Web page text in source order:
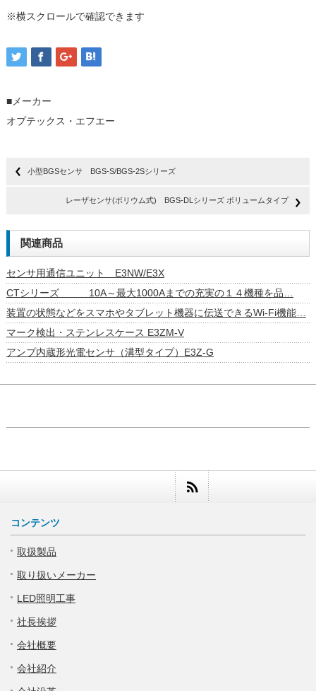
※横スクロールで確認できます
■メーカー
オプテックス・エフエー
小型BGSセンサ BGS-S/BGS-2Sシリーズ
レーザセンサ(ボリウム式) BGS-DLシリーズ ボリュームタイプ
関連商品
センサ用通信ユニット E3NW/E3X
CTシリーズ 10A～最大1000Aまでの充実の１４機種を品…
装置の状態などをスマホやタブレット機器に伝送できるWi-Fi機能…
マーク検出・ステンレスケース E3ZM-V
アンプ内蔵形光電センサ（溝型タイプ）E3Z-G
コンテンツ
取扱製品
取り扱いメーカー
LED照明工事
社長挨拶
会社概要
会社紹介